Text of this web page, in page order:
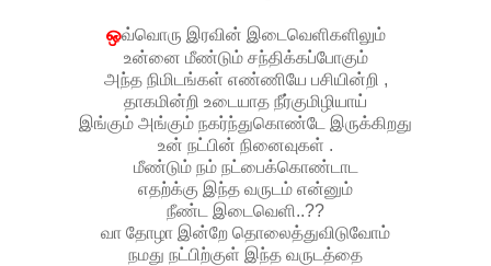
ஒவ்வொரு இரவின் இடைவெளிகளிலும்
உன்னை மீண்டும் சந்திக்கப்போகும்
அந்த நிமிடங்கள் எண்ணியே பசியின்றி ,
தாகமின்றி உடையாத நீர்குமிழியாய்
இங்கும் அங்கும் நகர்ந்துகொண்டே இருக்கிறது
உன் நட்பின் நினைவுகள் .
மீண்டும் நம் நட்பைக்கொண்டாட
எதற்க்கு இந்த வருடம் என்னும்
நீண்ட இடைவெளி..??
வா தோழா இன்றே தொலைத்துவிடுவோம்
நமது நட்பிற்குள் இந்த வருடத்தை